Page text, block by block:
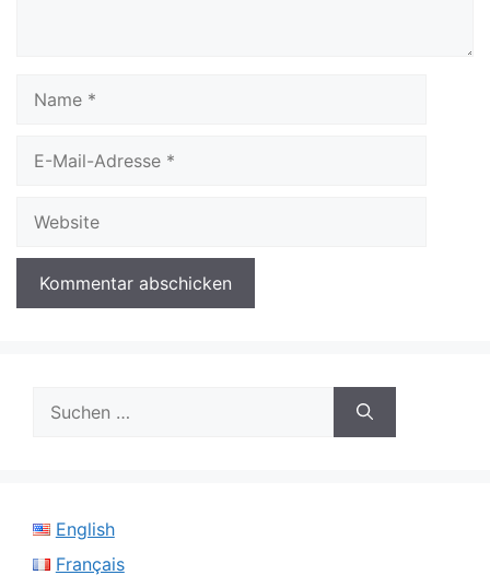
Mail-
nach:
English
Français